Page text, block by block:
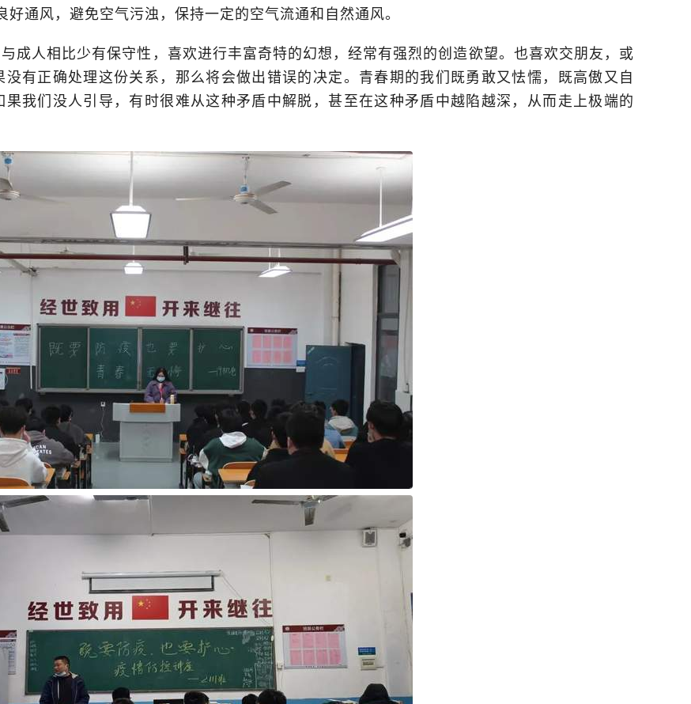
通风，避免空气污浊，保持一定的空气流通和自然通风。
成人相比少有保守性，喜欢进行丰富奇特的幻想，经常有强烈的创造欲望。也喜欢交朋友，或
有正确处理这份关系，那么将会做出错误的决定。青春期的我们既勇敢又怯懦，既高傲又自
我们没人引导，有时很难从这种矛盾中解脱，甚至在这种矛盾中越陷越深，从而走上极端的